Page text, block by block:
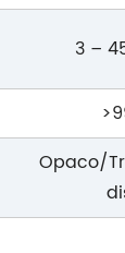
3 –
Opaco/